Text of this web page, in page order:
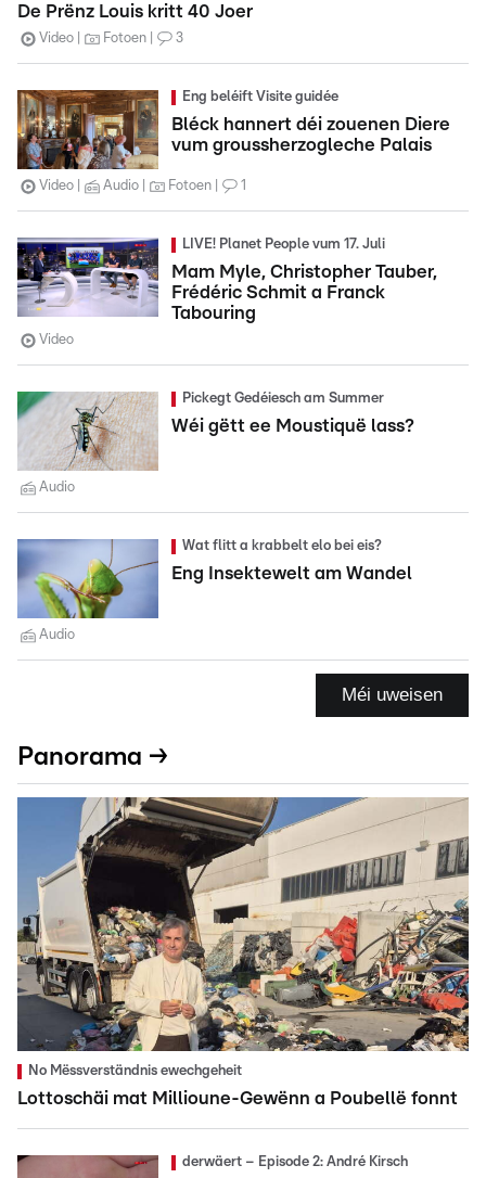
De Prënz Louis kritt 40 Joer
Video Fotoen 3
Eng beléift Visite guidée
Bléck hannert déi zouenen Diere
vum groussherzogleche Palais
Video Audio Fotoen 1
LIVE! Planet People vum 17. Juli
Mam Myle, Christopher Tauber,
Frédéric Schmit a Franck
Tabouring
Video
Pickegt Gedéiesch am Summer
Wéi gëtt ee Moustiquë lass?
Audio
Wat flitt a krabbelt elo bei eis?
Eng Insektewelt am Wandel
Audio
Méi uweisen
Panorama →
No Mëssverständnis ewechgeheit
Lottoschäi mat Millioune-Gewënn a Poubellë fonnt
derwäert – Episode 2: André Kirsch